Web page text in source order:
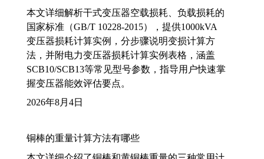
本文详细解析干式变压器空载损耗、负载损耗的
国家标准（GB/T 10228-2015），提供1000kVA
变压器损耗计算实例，分步骤说明变损计算方
法，并附电力变压器损耗计算实例表格，涵盖
SCB10/SCB13等常见型号参数，指导用户快速掌
握变压器能效评估要点。
2026年8月4日
铜棒的重量计算方法有哪些